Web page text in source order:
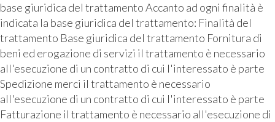
base giuridica del trattamento Accanto ad ogni finalità è
indicata la base giuridica del trattamento: Finalità del
trattamento Base giuridica del trattamento Fornitura di
beni ed erogazione di servizi il trattamento è necessario
all'esecuzione di un contratto di cui l'interessato è parte
Spedizione merci il trattamento è necessario
all'esecuzione di un contratto di cui l'interessato è parte
Fatturazione il trattamento è necessario all'esecuzione di